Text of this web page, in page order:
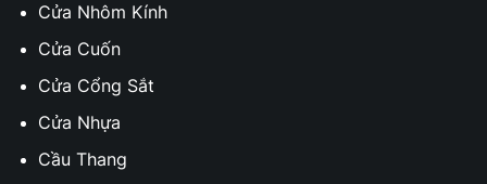
Cửa Nhôm Kính
Cửa Cuốn
Cửa Cổng Sắt
Cửa Nhựa
Cầu Thang